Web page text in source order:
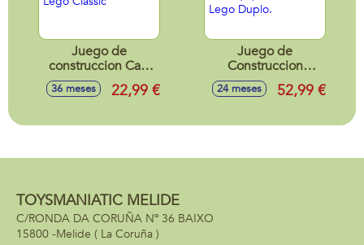
Juego de
construccion Caja
De Magia
Transparente Lego
36 meses 22,99 €
Juego de
Construccion
Coches De Carreras
y Pilotos Del
Duplo.
24 meses 52,99 €
TOYSMANIATIC MELIDE
C/RONDA DA CORUÑA Nº 36 BAIXO
15800 -Melide ( La Coruña )